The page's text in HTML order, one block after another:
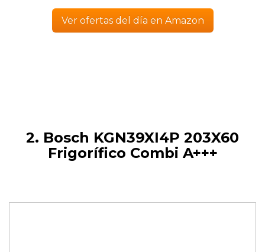
Ver ofertas del día en Amazon
2. Bosch KGN39XI4P 203X60
Frigorífico Combi A+++